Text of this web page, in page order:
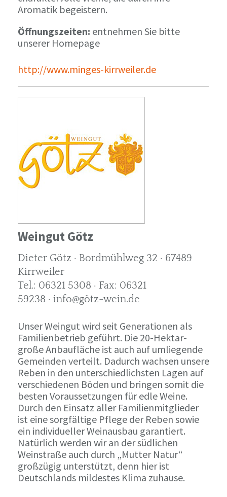
Aromatik begeistern.
Öffnungszeiten: entnehmen Sie bitte
unserer Homepage
http://www.minges-kirrweiler.de
Weingut Götz
Dieter Götz · Bordmühlweg 32 · 67489
Kirrweiler
Tel.: 06321 5308 · Fax: 06321
59238 · info@götz-wein.de
Unser Weingut wird seit Generationen als
Familienbetrieb geführt. Die 20-Hektar-
große Anbaufläche ist auch auf umliegende
Gemeinden verteilt. Dadurch wachsen unsere
Reben in den unterschiedlichsten Lagen auf
verschiedenen Böden und bringen somit die
besten Voraussetzungen für edle Weine.
Durch den Einsatz aller Familienmitglieder
ist eine sorgfältige Pflege der Reben sowie
ein individueller Weinausbau garantiert.
Natürlich werden wir an der südlichen
Weinstraße auch durch „Mutter Natur“
großzügig unterstützt, denn hier ist
Deutschlands mildestes Klima zuhause.